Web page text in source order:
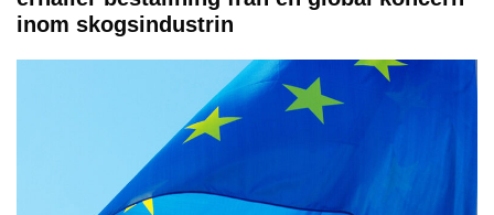
inom skogsindustrin